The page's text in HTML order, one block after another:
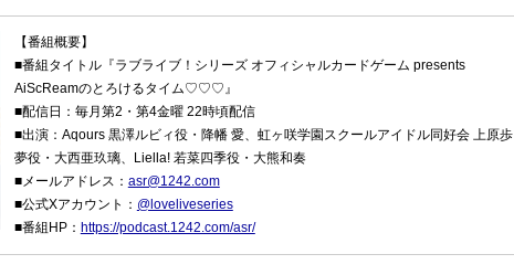
【番組概要】
■番組タイトル『ラブライブ！シリーズ オフィシャルカードゲーム presents
AiScReamのとろけるタイム♡♡♡』
■配信日：毎月第2・第4金曜 22時頃配信
■出演：Aqours 黒澤ルビィ役・降幡 愛、虹ヶ咲学園スクールアイドル同好会 上原歩
夢役・大西亜玖璃、Liella! 若菜四季役・大熊和奏
■メールアドレス： asr@1242.com
■公式Xアカウント： @loveliveseries
■番組HP： https://podcast.1242.com/asr/